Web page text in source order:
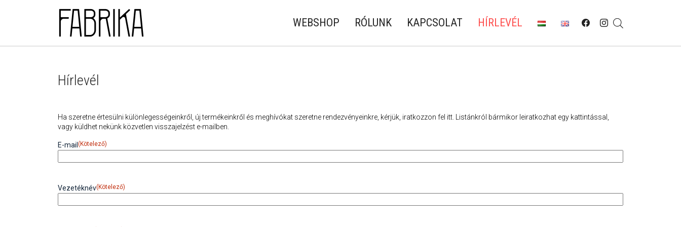
WEBSHOP RÓLUNK KAPCSOLAT HÍRLEVÉL
Hírlevél
Ha szeretne értesülni különlegességeinkről, új termékeinkről és meghívókat szeretne rendezvényeinkre, kérjük, iratkozzon fel itt. Listánkról bármikor leiratkozhat egy kattintással,
vagy küldhet nekünk közvetlen visszajelzést e-mailben.
E-mail (Kötelező)
Vezetéknév(Kötelező)